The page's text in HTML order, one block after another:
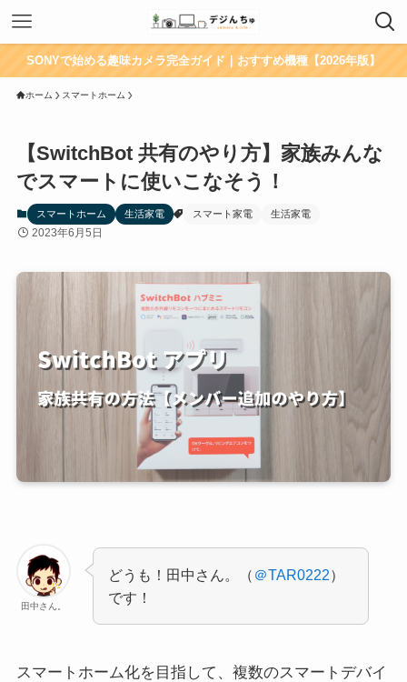
SONYで始める趣味カメラ完全ガイド｜おすすめ機種【2026年版】
ホーム スマートホーム
【SwitchBot 共有のやり方】家族みんな
でスマートに使いこなそう！
スマートホーム 生活家電 スマート家電 生活家電
2023年6月5日
田中さん。
どうも！田中さん。（ ＠TAR0222）
です！
スマートホーム化を目指して、複数のスマートデバイ